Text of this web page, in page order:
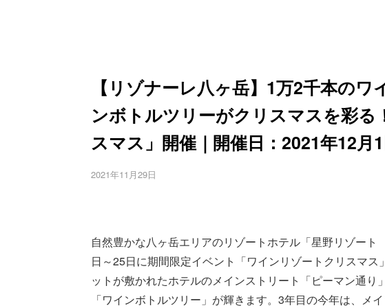
【リゾナーレ八ヶ岳】1万2千本の
ンボトルツリーがクリスマスを彩る
スマス」開催｜開催日：2021年12月
2021年11月29日
自然豊かな八ヶ岳エリアのリゾートホテル「星野リゾー
日～25日に期間限定イベント「ワインリゾートクリスマ
ットが敷かれたホテルのメインストリート「ピーマン通り
「ワインボトルツリー」が輝きます。3年目の今年は、メ